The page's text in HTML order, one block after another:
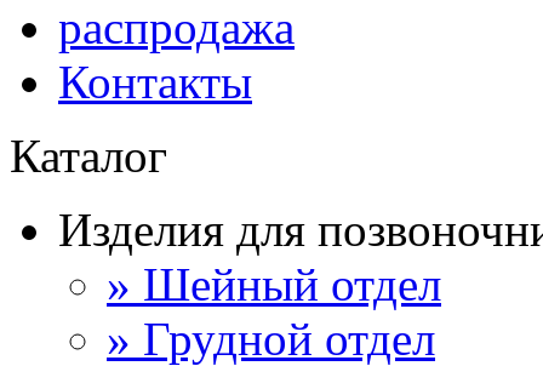
распродажа
Контакты
Каталог
Изделия для
» Шейный отдел
» Грудной отдел